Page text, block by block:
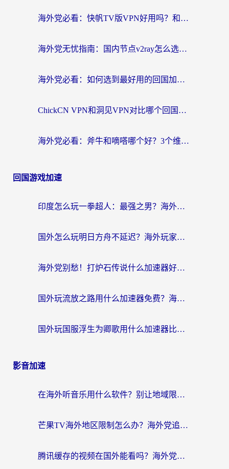
海外党必看：快帆TV版VPN好用吗？和快游VPN对比哪个回国效果更好？附实用避坑指南
海外党无忧指南：国内节点v2ray怎么选？一键回国VPN+多场景实测帮你避坑
海外党必看：如何选到最好用的回国加速器？从节点到售后的全维度指南
ChickCN VPN和洞见VPN对比哪个回国效果更好？海外党亲测3款加速器+避坑指南
海外党必看：斧牛和嘀嗒哪个好？3个维度教你选对回国加速器
回国游戏加速
印度怎么玩一拳超人：最强之男？海外党国服游戏加速避坑指南
国外怎么玩明日方舟不延迟？海外玩家国服游戏加速终极指南（附DNF梦幻诛仙解决方案）
海外党别愁！打炉石传说什么加速器好用？3个实用技巧解决国服游戏卡顿
国外玩流放之路用什么加速器免费？海外党亲测有效的国服游戏加速指南
国外玩国服浮生为卿歌用什么加速器比较好？海外党亲测不踩坑指南
影音加速
在海外听音乐用什么软件？别让地域限制断了你的华语歌单
芒果TV海外地区限制怎么办？海外党追剧看片的实用加速器选择指南
腾讯缓存的视频在国外能看吗？海外党追剧看片的终极解决方案